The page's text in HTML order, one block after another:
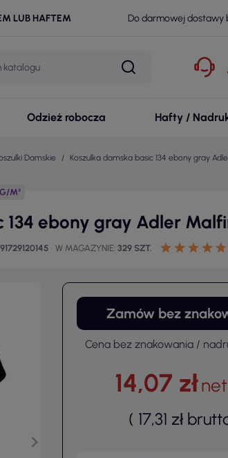
LUB HAFTEM Do darmowej dostawy
Odzież robocza Hafty /
Damskie Koszulka damska basic 134 ebony gray
M²
134 ebony gray Adler
W MAGAZYNIE 329 SZT.
Zamów bez
Cena bez znakowania /
14,07 zł
( 17,31 zł